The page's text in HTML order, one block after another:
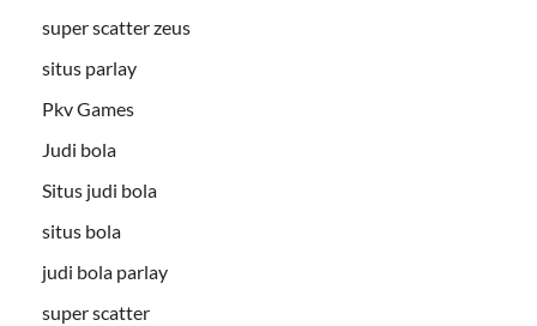
super scatter zeus
situs parlay
Pkv Games
Judi bola
Situs judi bola
situs bola
judi bola parlay
super scatter